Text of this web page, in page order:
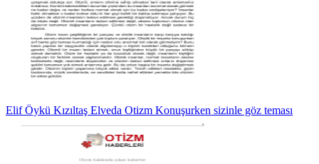
Elif Öykü Kızıltaş Elveda Otizm Konuşurken sizinle göz teması